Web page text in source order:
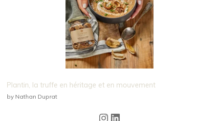
Plantin, la truffe en héritage et en mouvement
by Nathan Duprat
Instagram
LinkedIn